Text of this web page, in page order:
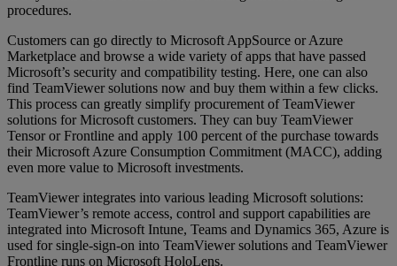
procedures.
Customers can go directly to Microsoft AppSource or Azure
Marketplace and browse a wide variety of apps that have passed
Microsoft’s security and compatibility testing. Here, one can also
find TeamViewer solutions now and buy them within a few clicks.
This process can greatly simplify procurement of TeamViewer
solutions for Microsoft customers. They can buy TeamViewer
Tensor or Frontline and apply 100 percent of the purchase towards
their Microsoft Azure Consumption Commitment (MACC), adding
even more value to Microsoft investments.
TeamViewer integrates into various leading Microsoft solutions:
TeamViewer’s remote access, control and support capabilities are
integrated into Microsoft Intune, Teams and Dynamics 365, Azure is
used for single-sign-on into TeamViewer solutions and TeamViewer
Frontline runs on Microsoft HoloLens.